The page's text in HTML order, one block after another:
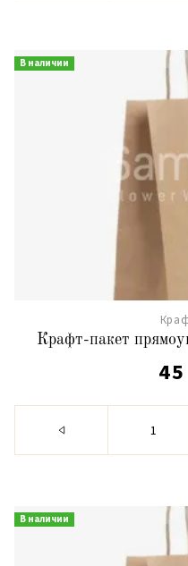
В наличии
Крафт-пакет
В наличии